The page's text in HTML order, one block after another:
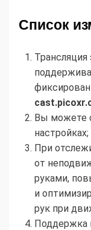
Список
Трансляция
Вы можете
настройках;
При
от
руками,
и
рук при
Поддержка